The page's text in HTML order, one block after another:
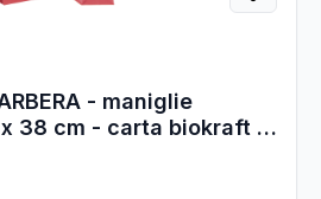
- maniglie
38 cm - carta biokraft -